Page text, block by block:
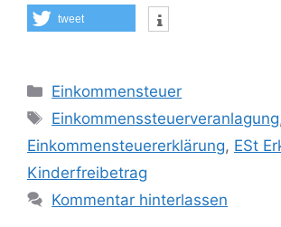
tweet
Kategorien
Einkommensteuer
Schlagwörter
Einkommenssteuerveranlagung
Einkommensteuererklärung, ESt
Kinderfreibetrag
Kommentar hinterlassen